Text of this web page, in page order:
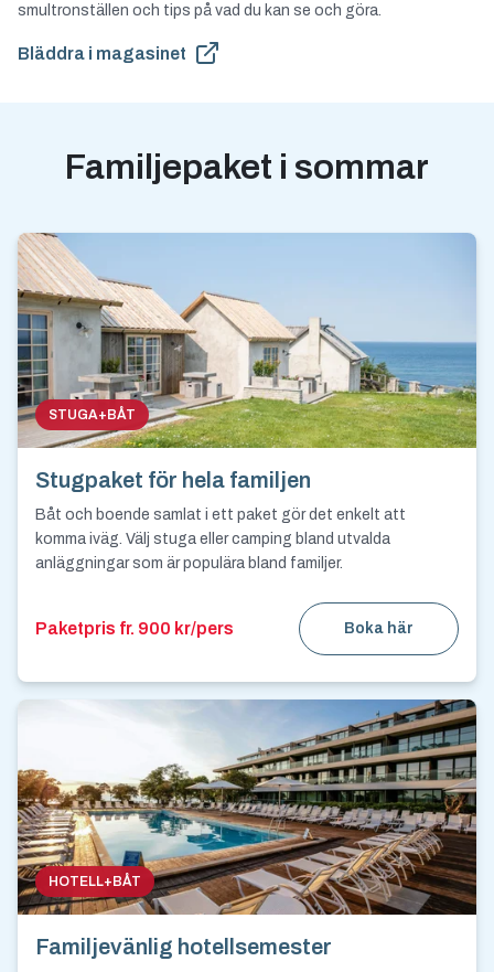
smultronställen och tips på vad du kan se och göra.
Bläddra i magasinet
Familjepaket i sommar
STUGA+BÅT
Stugpaket för hela familjen
Båt och boende samlat i ett paket gör det enkelt att
komma iväg. Välj stuga eller camping bland utvalda
anläggningar som är populära bland familjer.
Paketpris fr. 900 kr/pers Boka här
HOTELL+BÅT
Familjevänlig hotellsemester